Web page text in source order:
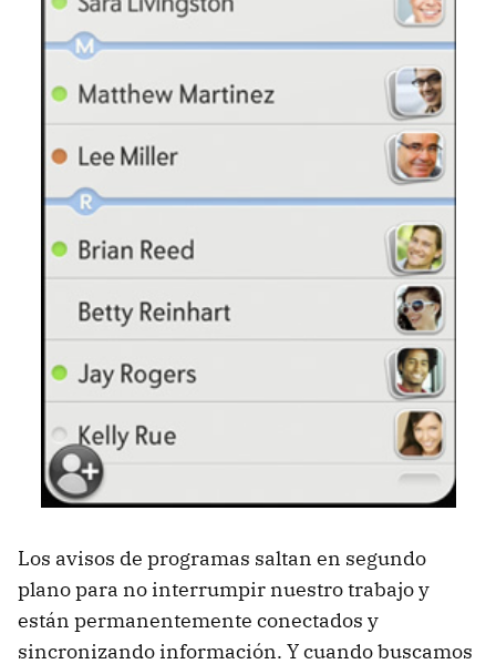
Los avisos de programas saltan en segundo
plano para no interrumpir nuestro trabajo y
están permanentemente conectados y
sincronizando información. Y cuando buscamos